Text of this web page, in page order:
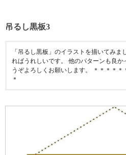
吊るし黒板3
「吊るし黒板」のイラストを描いてみ
ればうれしいです。 他のパターンも良
うぞよろしくお願いします。 ＊＊＊＊
＊